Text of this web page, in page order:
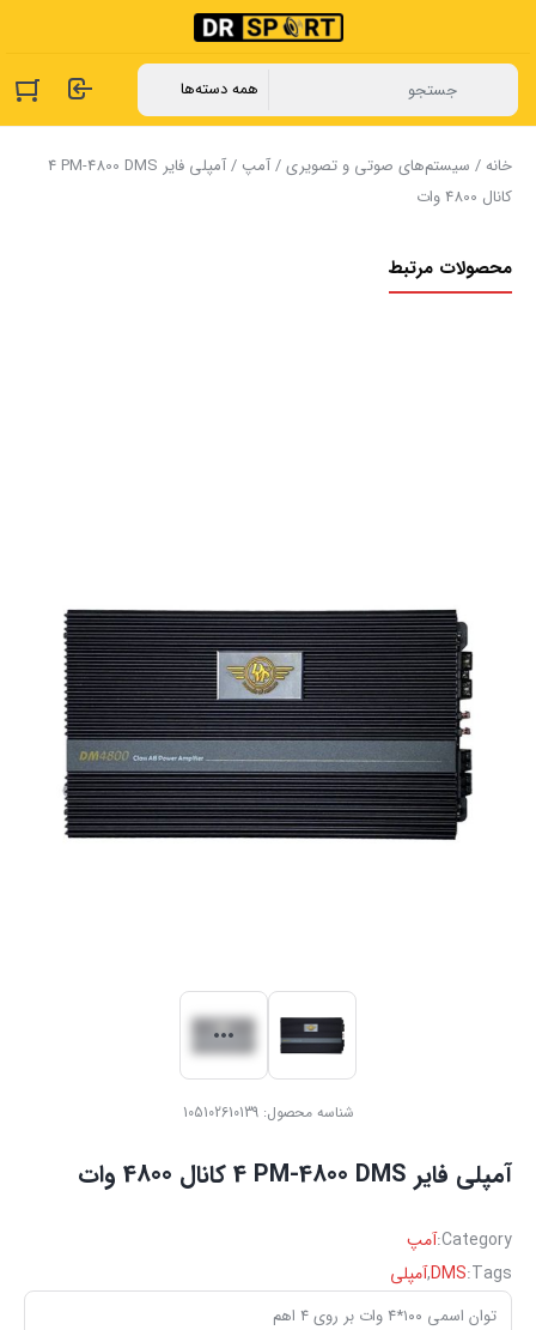
خانه/ سیستم‌های صوتی و تصویری/آمپ
/ آمپلی فایر ‏DMS ‏PM-4800 ‏‏4
‏‏کانال ‏‏4800 ‏‏وات ‏‏ ‏‏
محصولات مرتبط
شناسه محصول:105102610139
آمپلی فایر ‏DMS ‏PM-4800 ‏‏4 ‏‏کانال ‏‏4800 ‏‏وات ‏‏ ‏‏
Category:آمپ
Tags:
DMS
,آمپلی‌
توان اسمی ۱۰۰*۴ وات بر روی ۴ اهم